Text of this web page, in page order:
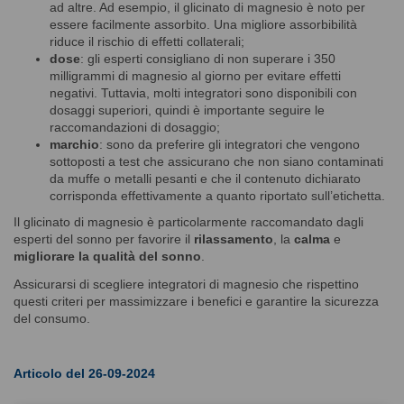
ad altre. Ad esempio, il glicinato di magnesio è noto per
essere facilmente assorbito. Una migliore assorbibilità
riduce il rischio di effetti collaterali;
dose: gli esperti consigliano di non superare i 350
milligrammi di magnesio al giorno per evitare effetti
negativi. Tuttavia, molti integratori sono disponibili con
dosaggi superiori, quindi è importante seguire le
raccomandazioni di dosaggio;
marchio: sono da preferire gli integratori che vengono
sottoposti a test che assicurano che non siano contaminati
da muffe o metalli pesanti e che il contenuto dichiarato
corrisponda effettivamente a quanto riportato sull’etichetta.
Il glicinato di magnesio è particolarmente raccomandato dagli
esperti del sonno per favorire il rilassamento , la calma e
migliorare la qualità del sonno
Assicurarsi di scegliere integratori di magnesio che rispettino
questi criteri per massimizzare i benefici e garantire la sicurezza
del consumo.
Articolo del 26-09-2024